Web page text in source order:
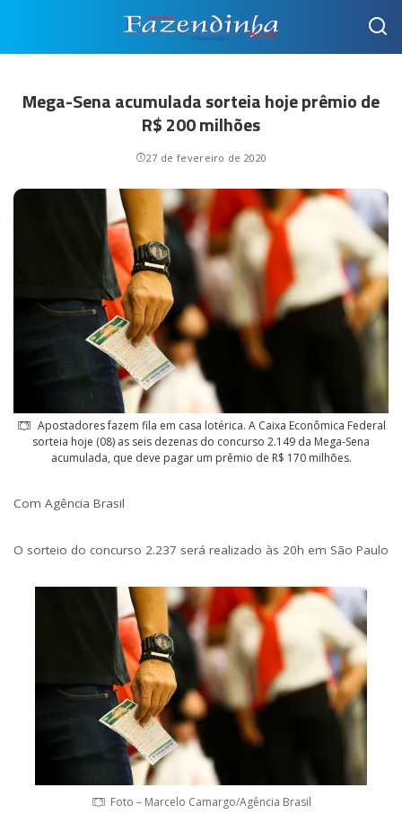
Mega-Sena acumulada sorteia hoje prêmio de
R$ 200 milhões
27 de fevereiro de 2020
Apostadores fazem fila em casa lotérica. A Caixa Econômica Federal
sorteia hoje (08) as seis dezenas do concurso 2.149 da Mega-Sena
acumulada, que deve pagar um prêmio de R$ 170 milhões.
Com Agência Brasil
O sorteio do concurso 2.237 será realizado às 20h em São Paulo
Foto – Marcelo Camargo/Agência Brasil